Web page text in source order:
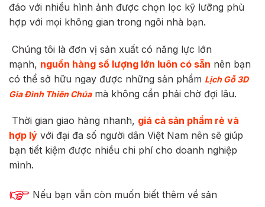
đáo với nhiều hình ảnh được chọn lọc kỹ lưỡng phù
hợp với mọi không gian trong ngôi nhà bạn.
Chúng tôi là đơn vị sản xuất có năng lực lớn
mạnh, nguồn hàng số lượng lớn luôn có sẵn nên bạn
có thể sở hữu ngay được những sản phẩm Lịch Gỗ 3D
Gia Đình Thiên Chúamà không cần phải chờ đợi lâu.
Thời gian giao hàng nhanh, giá cả sản phẩm rẻ và
hợp lý với đại đa số người dân Việt Nam nên sẽ giúp
bạn tiết kiệm được nhiều chi phí cho doanh nghiệp
mình.
Nếu bạn vẫn còn muốn biết thêm về sản